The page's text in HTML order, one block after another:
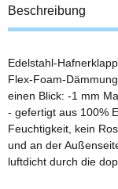
Beschreibung
Edelstahl-
Flex-Foam-
einen Blick: -1 mm
- gefertigt aus 100%
Feuchtigkeit, kein
und an der
luftdicht durch die